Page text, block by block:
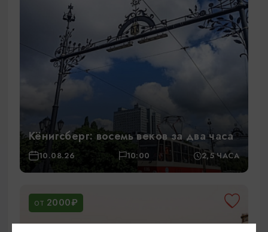
Кёнигсберг: восемь веков за два часа
10.08.26 10:00 2,5 ЧАСА
ОТ 2000₽